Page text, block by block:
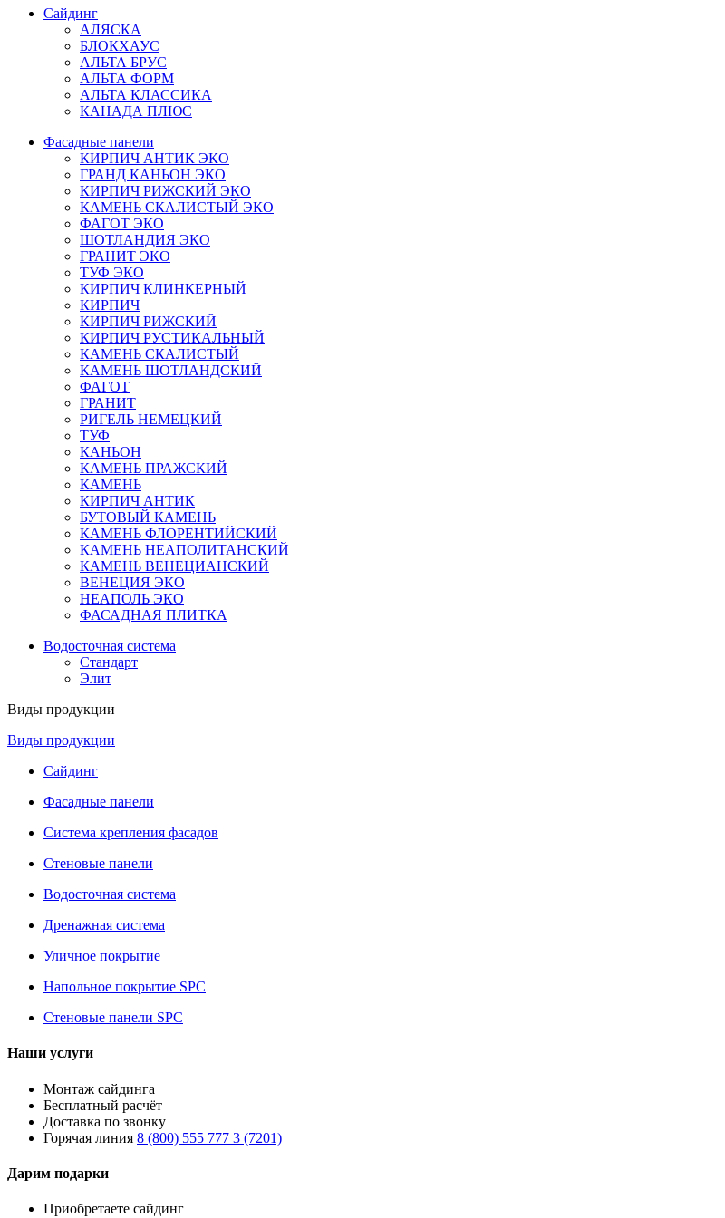
Сайдинг
АЛЯСКА
БЛОКХАУС
АЛЬТА БРУС
АЛЬТА ФОРМ
АЛЬТА КЛАССИКА
КАНАДА ПЛЮС
Фасадные панели
КИРПИЧ АНТИК ЭКО
ГРАНД КАНЬОН ЭКО
КИРПИЧ РИЖСКИЙ ЭКО
КАМЕНЬ СКАЛИСТЫЙ ЭКО
ФАГОТ ЭКО
ШОТЛАНДИЯ ЭКО
ГРАНИТ ЭКО
ТУФ ЭКО
КИРПИЧ КЛИНКЕРНЫЙ
КИРПИЧ
КИРПИЧ РИЖСКИЙ
КИРПИЧ РУСТИКАЛЬНЫЙ
КАМЕНЬ СКАЛИСТЫЙ
КАМЕНЬ ШОТЛАНДСКИЙ
ФАГОТ
ГРАНИТ
РИГЕЛЬ НЕМЕЦКИЙ
ТУФ
КАНЬОН
КАМЕНЬ ПРАЖСКИЙ
КАМЕНЬ
КИРПИЧ АНТИК
БУТОВЫЙ КАМЕНЬ
КАМЕНЬ ФЛОРЕНТИЙСКИЙ
КАМЕНЬ НЕАПОЛИТАНСКИЙ
КАМЕНЬ ВЕНЕЦИАНСКИЙ
ВЕНЕЦИЯ ЭКО
НЕАПОЛЬ ЭКО
ФАСАДНАЯ ПЛИТКА
Водосточная система
Стандарт
Элит
Виды продукции
Виды продукции
Сайдинг
Фасадные панели
Система крепления фасадов
Стеновые панели
Водосточная система
Дренажная система
Уличное покрытие
Напольное покрытие SPC
Стеновые панели SPC
Наши услуги
Монтаж сайдинга
Бесплатный расчёт
Доставка по звонку
Горячая линия 8 (800) 555 777 3 (7201)
Дарим подарки
Приобретаете сайдинг